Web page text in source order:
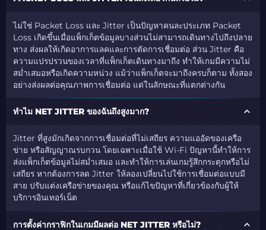
ไม่ใช่ Packet Loss และ Jitter เป็นปัญหาคนละประเภท Packet
Loss เกิดขึ้นเมื่อแพ็กเก็ตข้อมูลบางส่วนไม่สามารถเดินทางไปถึงปลาย
ทาง ส่งผลให้เกิดอาการแลคและการตัดการเชื่อมต่อ ส่วน Jitter คือ
ความแปรปรวนของเวลาที่แพ็กเก็ตเดินทางมาถึง ทำให้เกมมีความไม่
สม่ำเสมอหรือเกิดความหน่วง แม้ว่าแพ็กเก็ตจะมาถึงครบก็ตาม ทั้งสอง
อย่างส่งผลต่อคุณภาพการเชื่อมต่อ แต่ในลักษณะที่แตกต่างกัน
ทำไม NET JITTER ของฉันถึงสูงมาก?
Jitter ที่สูงมักเกิดจากการเชื่อมต่อที่ไม่เสถียร ความแออัดของเครือ
ข่าย หรือสัญญาณรบกวน โดยเฉพาะเมื่อใช้ Wi-Fi ปัญหานี้ทำให้การ
ส่งแพ็กเก็ตข้อมูลไม่สม่ำเสมอ และทำให้การเล่นเกมรู้สึกกระตุกหรือไม่
เสถียร หากต้องการลด Jitter ให้ลองเปลี่ยนไปใช้การเชื่อมต่อแบบมี
สาย ปรับแต่งเครือข่ายของคุณ หรือแก้ไขปัญหาที่เกี่ยวข้องกับผู้ให้
บริการอินเทอร์เน็ต
การตั้งค่ากราฟิกในเกมมีผลต่อ NET JITTER หรือไม่?